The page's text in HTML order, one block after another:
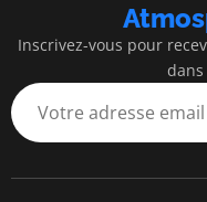
Inscrivez-vous pour